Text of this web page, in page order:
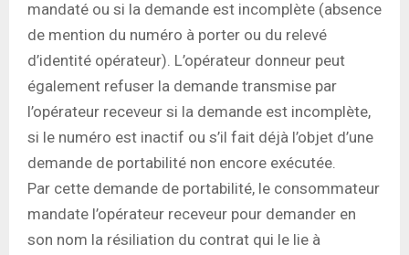
mandaté ou si la demande est incomplète (absence
de mention du numéro à porter ou du relevé
d’identité opérateur). L’opérateur donneur peut
également refuser la demande transmise par
l’opérateur receveur si la demande est incomplète,
si le numéro est inactif ou s’il fait déjà l’objet d’une
demande de portabilité non encore exécutée.
Par cette demande de portabilité, le consommateur
mandate l’opérateur receveur pour demander en
son nom la résiliation du contrat qui le lie à